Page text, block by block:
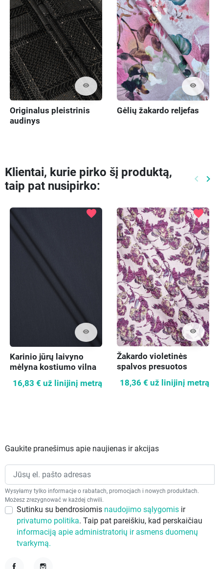
visibility
Originalus pleistrinis
audinys
visibility
Gėlių žakardo reljefas
Klientai, kurie pirko šį produktą,
taip pat nusipirko:
keyboard_arrow_left keyboard_arrow_right
visibility
favorite
Karinio jūrų laivyno
mėlyna kostiumo vilna
16,83 € už linijinį metrą
visibility
favorite
Žakardo violetinės
spalvos presuotos
18,36 € už linijinį metrą
Gaukite pranešimus apie naujienas ir akcijas
Wysyłamy tylko informacje o rabatach, promocjach i nowych produktach.
Możesz zrezygnować w każdej chwili.
Sutinku su bendrosiomis naudojimo sąlygomis ir
privatumo politika. Taip pat pareiškiu, kad perskaičiau
informaciją apie administratorių ir asmens duomenų
tvarkymą.